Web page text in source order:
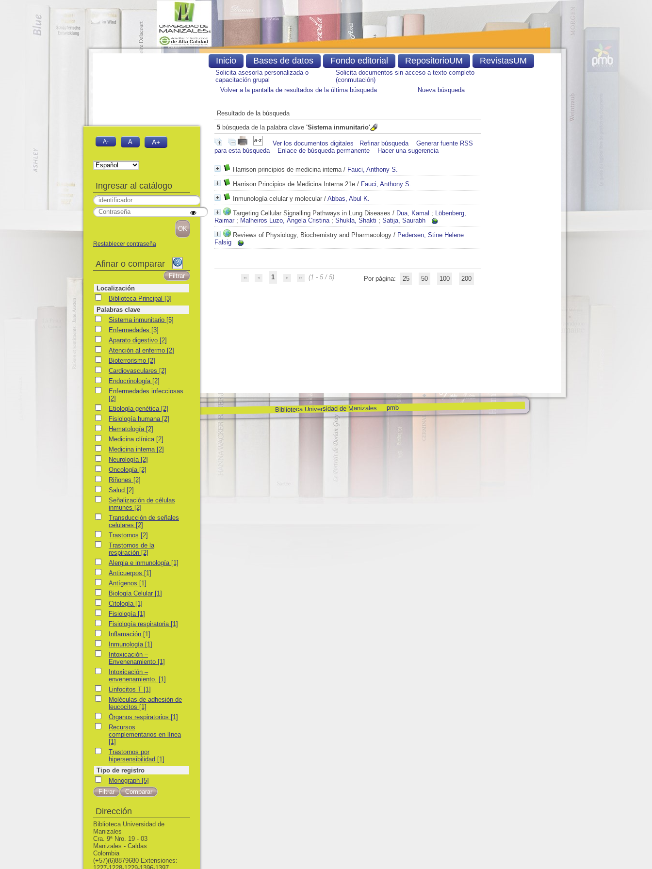
Solicita asesoría personalizada o
capacitación grupal
Solicita documentos sin acceso a texto completo
(conmutación)
Volver a la pantalla de resultados de la última búsqueda
Nueva búsqueda
Resultado de la búsqueda
5 búsqueda de la palabra clave 'Sistema inmunitario'
Ver los documentos digitales Refinar búsqueda
Generar fuente RSS
para esta búsqueda
Enlace de búsqueda permanente Hacer una sugerencia
Harrison principios de medicina interna/ Fauci, Anthony S.
Harrison Principios de Medicina Interna 21e / Fauci, Anthony S.
Inmunología celular y molecular / Abbas, Abul K.
Targeting Cellular Signalling Pathways in Lung Diseases / Dua, Kamal ; Löbenberg,
Raimar ; Malheiros Luzo, Ângela Cristina; Shukla, Shakti ; Satija, Saurabh
Reviews of Physiology, Biochemistry and Pharmacology / Pedersen, Stine Helene
Falsig
1 (1 - 5 / 5) Por página: 25 50 100 200
Biblioteca Universidad de Manizales pmb
Inicio Bases de datos Fondo editorial RepositorioUM RevistasUM
A- A A+
Ingresar al catálogo
Restablecer contraseña
Afinar o comparar
Localización
Biblioteca Principal
Biblioteca Principal [3]
Palabras clave
Sistema inmunitario
Sistema inmunitario [5]
Enfermedades
Enfermedades [3]
Aparato digestivo
Aparato digestivo [2]
Atención al enfermo
Atención al enfermo [2]
Bioterrorismo
Bioterrorismo [2]
Cardiovasculares
Cardiovasculares [2]
Endocrinología
Endocrinología [2]
Enfermedades infecciosas
Enfermedades infecciosas
[2]
Etiología genética
Etiología genética [2]
Fisiología humana
Fisiología humana [2]
Hematología
Hematología [2]
Medicina clínica
Medicina clínica [2]
Medicina interna
Medicina interna [2]
NeurologíaNeurología [2]
OncologíaOncología [2]
RiñonesRiñones [2]
SaludSalud [2]
Señalización de células inmunes
Señalización de células
inmunes [2]
Transducción de señales celulares
Transducción de señales
celulares [2]
Trastornos
Trastornos [2]
Trastornos de la respiración
Trastornos de la
respiración [2]
Alergia e inmunología
Alergia e inmunología [1]
Anticuerpos
Anticuerpos [1]
AntígenosAntígenos [1]
Biología Celular
Biología Celular [1]
CitologíaCitología [1]
FisiologíaFisiología [1]
Fisiología respiratoria
Fisiología respiratoria [1]
Inflamación
Inflamación [1]
Inmunología
Inmunología [1]
Intoxicación – Envenenamiento
Intoxicación –
Envenenamiento [1]
Intoxicación – envenenamiento.
Intoxicación –
envenenamiento. [1]
Linfocitos T
Linfocitos T [1]
Moléculas de adhesión de leucocitos
Moléculas de adhesión de
leucocitos [1]
Órganos respiratorios
Órganos respiratorios [1]
Recursos complementarios en línea
Recursos
complementarios en línea
[1]
Trastornos por hipersensibilidad
Trastornos por
hipersensibilidad [1]
Tipo de registro
Monograph
Monograph [5]
Dirección
Biblioteca Universidad de
Manizales
Cra. 9ª Nro. 19 - 03
Manizales - Caldas
Colombia
(+57)(6)8879680 Extensiones: